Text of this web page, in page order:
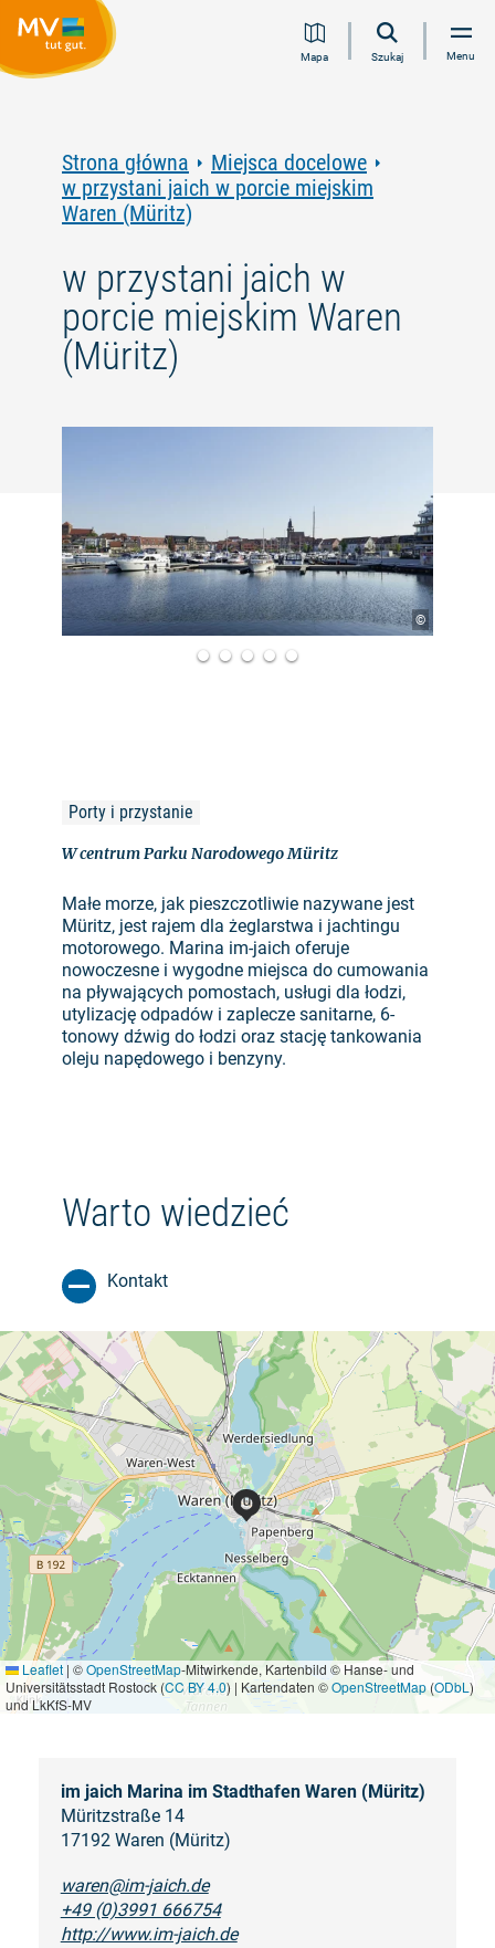
Przejdź
Przejdź
Przejdź
Przejdź
Mapa Szukaj Menu
Strona główna
Miejsca docelowe
w przystani jaich w porcie miejskim
Waren (Müritz)
w przystani jaich w
porcie miejskim Waren
(Müritz)
©
Porty i przystanie
W centrum Parku Narodowego Müritz
Małe morze, jak pieszczotliwie nazywane jest
Müritz, jest rajem dla żeglarstwa i jachtingu
motorowego. Marina im-jaich oferuje
nowoczesne i wygodne miejsca do cumowania
na pływających pomostach, usługi dla łodzi,
utylizację odpadów i zaplecze sanitarne, 6-
tonowy dźwig do łodzi oraz stację tankowania
oleju napędowego i benzyny.
Warto wiedzieć
Kontakt
Leaflet | ©OpenStreetMap-Mitwirkende, Kartenbild © Hanse- und
Universitätsstadt Rostock (CC BY 4.0) | Kartendaten ©OpenStreetMap (ODbL )
und LkKfS-MV
im jaich Marina im Stadthafen Waren (Müritz)
Müritzstraße 14
17192 Waren (Müritz)
waren@im-jaich.de
+49 (0)3991 666754
http://www.im-jaich.de